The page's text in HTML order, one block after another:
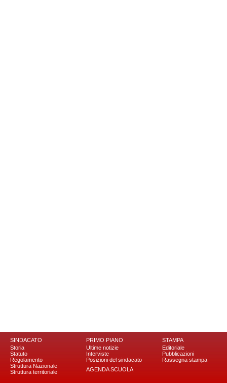
SINDACATO
Storia
Statuto
Regolamento
Struttura Nazionale
Struttura territoriale
PRIMO PIANO
Ultime notizie
Interviste
Posizioni del sindacato
AGENDA SCUOLA
STAMPA
Editoriale
Pubblicazioni
Rassegna stampa